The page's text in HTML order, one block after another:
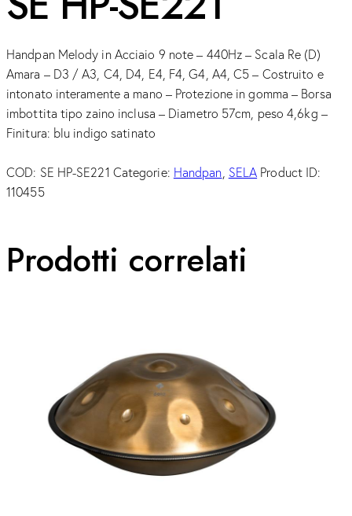
Handpan Melody in Acciaio 9 note – 440Hz – Scala Re (D)
Amara – D3 / A3, C4, D4, E4, F4, G4, A4, C5 – Costruito e
intonato interamente a mano – Protezione in gomma – Borsa
imbottita tipo zaino inclusa – Diametro 57cm, peso 4,6kg –
Finitura: blu indigo satinato
COD: SE HP-SE221 Categorie: Handpan, SELA Product ID:
110455
Prodotti correlati